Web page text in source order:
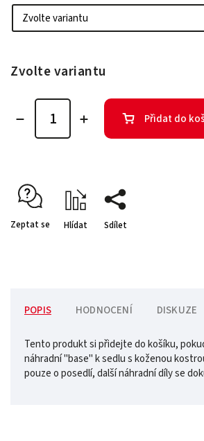
Zvolte variantu
Přidat do
Zeptat se Hlídat Sdílet
POPIS HODNOCENÍ DISKUZE
Tento produkt si přidejte do košíku,
náhradní "base" k sedlu s koženou
pouze o posedlí, další náhradní díly se